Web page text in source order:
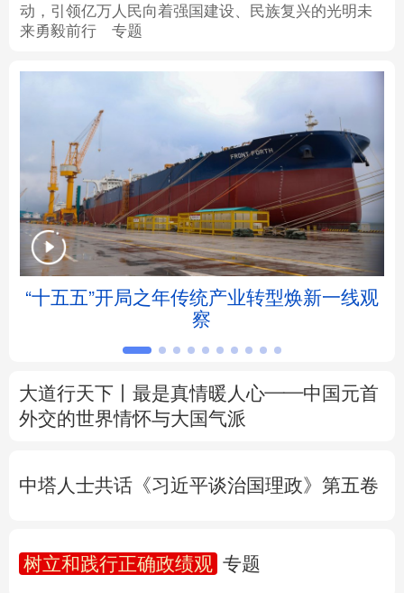
公益 一带一路 亚太网 上市公司
地方频道
北京 天津 河北 山西
辽宁 吉林 上海 江苏
浙江 安徽 福建 江西
四川 贵州 云南
动，引领亿万人民向着强国建设、民族复兴的光明未
来勇毅前行
专题
“十五五”开局之年传统产业转型焕新一线观
察
大道行天下丨最是真情暖人心——中国元首
外交的世界情怀与大国气派
中塔人士共话《习近平谈治国理政》第五卷
树立和践行正确政绩观 专题